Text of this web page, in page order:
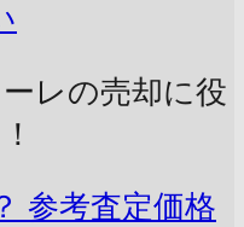
レの売却に役
参考査定価格